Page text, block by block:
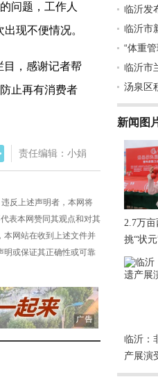
问题，工作人
现不便情况。
，感谢记者帮
止再有消费者
责任编辑：小娟
反上述声明者，本网将
表本网赞同其观点和对其
本网站在收到上述文件并
明或保证其正确性或可靠
临沂发
临沂市
“体重
临沂市
汤泉区
新闻图
2.7万
挑“状元
临沂：
产展演